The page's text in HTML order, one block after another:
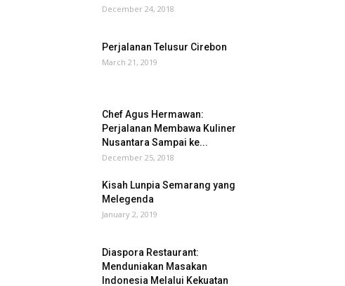
December 24, 2018
Perjalanan Telusur Cirebon
March 21, 2019
Chef Agus Hermawan:
Perjalanan Membawa Kuliner
Nusantara Sampai ke...
December 25, 2018
Kisah Lunpia Semarang yang
Melegenda
January 2, 2019
Diaspora Restaurant:
Menduniakan Masakan
Indonesia Melalui Kekuatan